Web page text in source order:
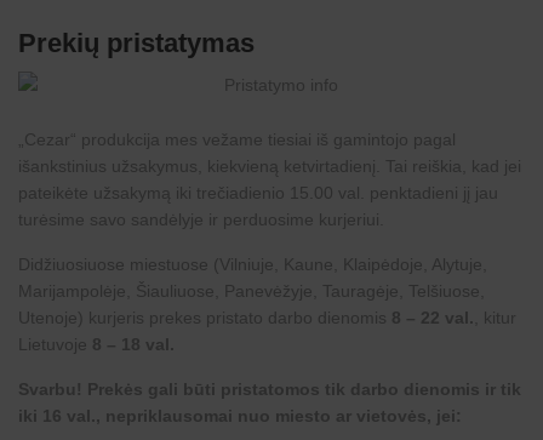
Prekių pristatymas
Cezar “ produkcija mes vežame tiesiai iš gamintojo pagal
išankstinius užsakymus, kiekvieną ketvirtadienį. Tai reiškia, kad jei
pateikėte užsakymą iki trečiadienio 15.00 val. penktadieni jį jau
turėsime savo sandėlyje ir perduosime kurjeriui.
Didžiuosiuose miestuose (Vilniuje, Kaune, Klaipėdoje, Alytuje,
Marijampolėje, Šiauliuose, Panevėžyje, Tauragėje, Telšiuose,
Utenoje) kurjeris prekes pristato darbo dienomis 8 – 22 val. , kitur
Lietuvoje 8 – 18 val.
Svarbu! Prekės gali būti pristatomos tik darbo dienomis ir tik
iki 16 val., nepriklausomai nuo miesto ar vietovės, jei: